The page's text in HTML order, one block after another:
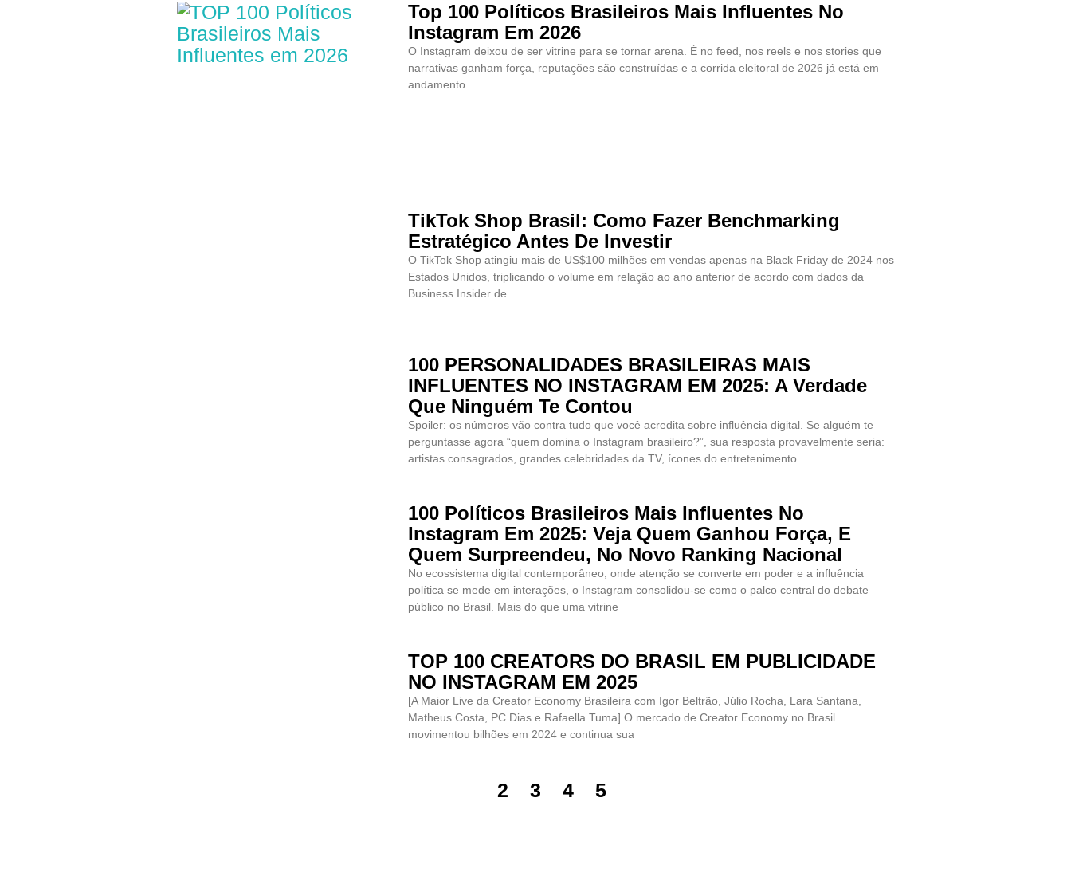
Top 100 Políticos Brasileiros Mais Influentes No
Instagram Em 2026
O Instagram deixou de ser vitrine para se tornar arena. É no feed, nos reels e nos stories que
narrativas ganham força, reputações são construídas e a corrida eleitoral de 2026 já está em
andamento
TikTok Shop Brasil: Como Fazer Benchmarking
Estratégico Antes De Investir
O TikTok Shop atingiu mais de US$100 milhões em vendas apenas na Black Friday de 2024 nos
Estados Unidos, triplicando o volume em relação ao ano anterior de acordo com dados da
Business Insider de
100 PERSONALIDADES BRASILEIRAS MAIS
INFLUENTES NO INSTAGRAM EM 2025: A Verdade
Que Ninguém Te Contou
Spoiler: os números vão contra tudo que você acredita sobre influência digital. Se alguém te
perguntasse agora “quem domina o Instagram brasileiro?”, sua resposta provavelmente seria:
artistas consagrados, grandes celebridades da TV, ícones do entretenimento
100 Políticos Brasileiros Mais Influentes No
Instagram Em 2025: Veja Quem Ganhou Força, E
Quem Surpreendeu, No Novo Ranking Nacional
No ecossistema digital contemporâneo, onde atenção se converte em poder e a influência
política se mede em interações, o Instagram consolidou-se como o palco central do debate
público no Brasil. Mais do que uma vitrine
TOP 100 CREATORS DO BRASIL EM PUBLICIDADE
NO INSTAGRAM EM 2025
[A Maior Live da Creator Economy Brasileira com Igor Beltrão, Júlio Rocha, Lara Santana,
Matheus Costa, PC Dias e Rafaella Tuma] O mercado de Creator Economy no Brasil
movimentou bilhões em 2024 e continua sua
2 3 4 5